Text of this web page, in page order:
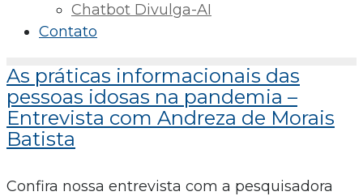
Chatbot Divulga-AI
Contato
As práticas informacionais das
pessoas idosas na pandemia –
Entrevista com Andreza de Morais
Batista
Confira nossa entrevista com a pesquisadora